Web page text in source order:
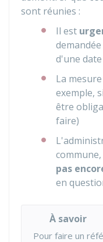
sont réunies :
Il est
d'une
La
exemple,
être
faire)
pas
en
À savoir
Pour faire un